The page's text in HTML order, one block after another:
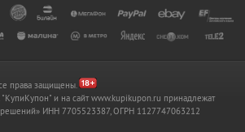
права защищены.
"КупиКупон" и на сайт www.kupikupon.ru принадлежат
решений» ИНН 7705523387, ОГРН 1127747063212